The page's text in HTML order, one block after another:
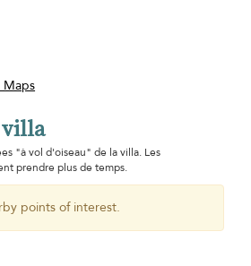
Maps
"à vol d'oiseau" de la villa. Les
prendre plus de temps.
points of interest.